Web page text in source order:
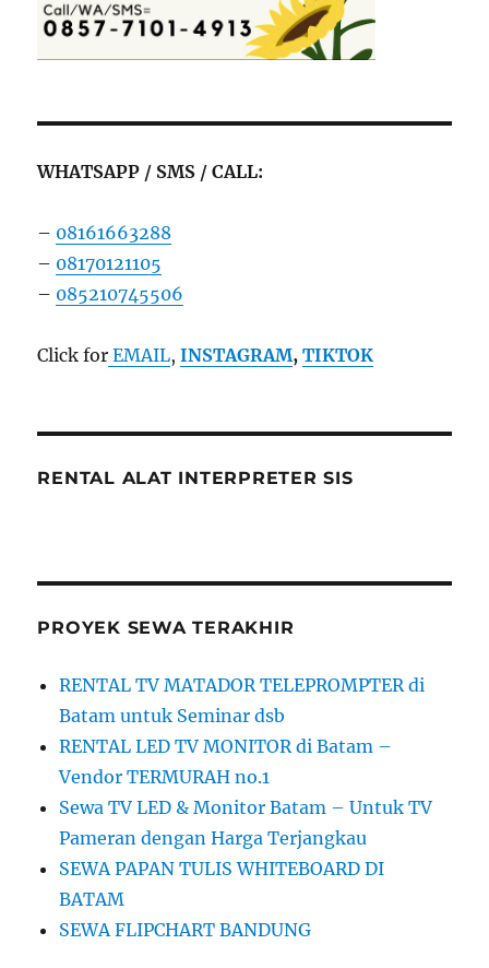
WHATSAPP / SMS / CALL:
– 08161663288
– 08170121105
– 085210745506
Click for EMAIL, INSTAGRAM, TIKTOK
RENTAL ALAT INTERPRETER SIS
PROYEK SEWA TERAKHIR
RENTAL TV MATADOR TELEPROMPTER di
Batam untuk Seminar dsb
RENTAL LED TV MONITOR di Batam –
Vendor TERMURAH no.1
Sewa TV LED & Monitor Batam – Untuk TV
Pameran dengan Harga Terjangkau
SEWA PAPAN TULIS WHITEBOARD DI
BATAM
SEWA FLIPCHART BANDUNG